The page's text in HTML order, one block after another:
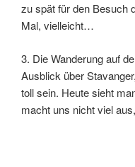
zu spät für den Besuch
Mal, vielleicht…
3. Die Wanderung auf
Ausblick über
toll sein. Heute sieht
macht uns nicht viel